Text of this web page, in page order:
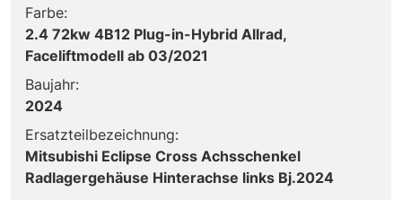
Farbe:
2.4 72kw 4B12 Plug-in-Hybrid Allrad,
Faceliftmodell ab 03/2021
Baujahr:
2024
Ersatzteilbezeichnung:
Mitsubishi Eclipse Cross Achsschenkel
Radlagergehäuse Hinterachse links Bj.2024